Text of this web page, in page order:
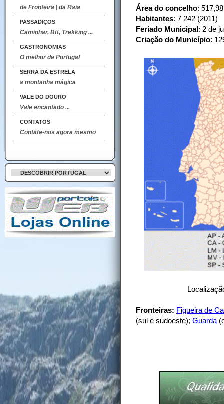
de Fronteira | da Raia
PASSADIÇOS
Caminhar, Btt, Trekking ...
GASTRONOMIAS
O melhor de Portugal
SERRA DA ESTRELA
a montanha mágica
VALE DO DOURO
Vale encantado ...
CONTATOS
Contate-nos agora mesmo
Área do concelho:
Habitantes: 7 242 (2011)
Feriado Municipal: 2 de
Criação do Município:
Fronteiras: Figueira de
(sul e sudoeste); Guarda